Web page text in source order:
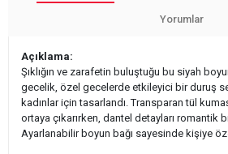
Yorumlar
Açıklama:
Şıklığın ve zarafetin buluştuğu bu siyah
gecelik, özel gecelerde etkileyici bir duruş
kadınlar için tasarlandı. Transparan tül
ortaya çıkarırken, dantel detayları romantik
Ayarlanabilir boyun bağı sayesinde kişiye